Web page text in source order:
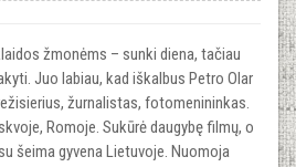
žmonėms – sunki diena, tačiau
Juo labiau, kad iškalbus Petro Olar
žurnalistas, fotomenininkas.
Romoje. Sukūrė daugybę filmų, o
šeima gyvena Lietuvoje. Nuomoja